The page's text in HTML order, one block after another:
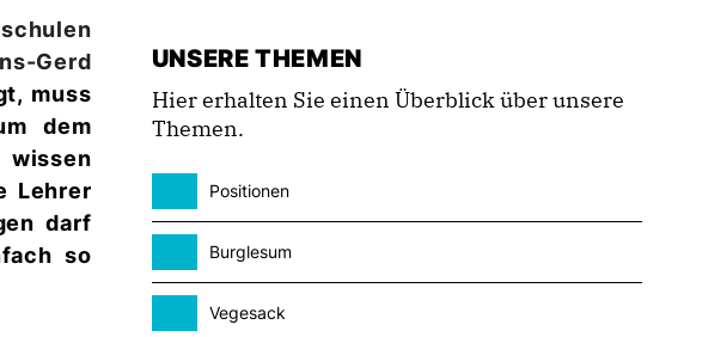
Gerd
muss
dem
wissen
Lehrer
darf
so
UNSERE THEMEN
Hier erhalten Sie einen Überblick über unsere
Themen.
Positionen
Burglesum
Vegesack